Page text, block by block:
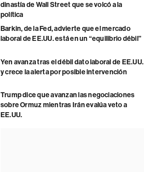
dinastía de Wall Street que se volcó a la
política
Barkin, de la Fed, advierte que el mercado
laboral de EE.UU. está en un “equilibrio débil”
Yen avanza tras el débil dato laboral de EE.UU.
y crece la alerta por posible intervención
Trump dice que avanzan las negociaciones
sobre Ormuz mientras Irán evalúa veto a
EE.UU.